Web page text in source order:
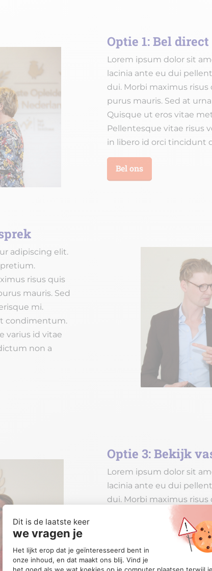
Optie 1: Bel direct
Lorem ipsum dolor sit
lacinia ante eu dui
dui. Morbi maximus
purus mauris. Sed at
Quisque ut eros vitae
Pellentesque vitae risus
in libero id orci tincidunt
Bel ons
adipiscing elit.
risus quis
mauris. Sed
mi.
condimentum.
varius id vitae
non a
Optie 3: Bekijk
Lorem ipsum dolor sit
lacinia ante eu dui
dui. Morbi maximus
purus mauris. Sed at
Quisque ut eros vitae
Pellentesque vitae risus
in libero id orci tincidunt